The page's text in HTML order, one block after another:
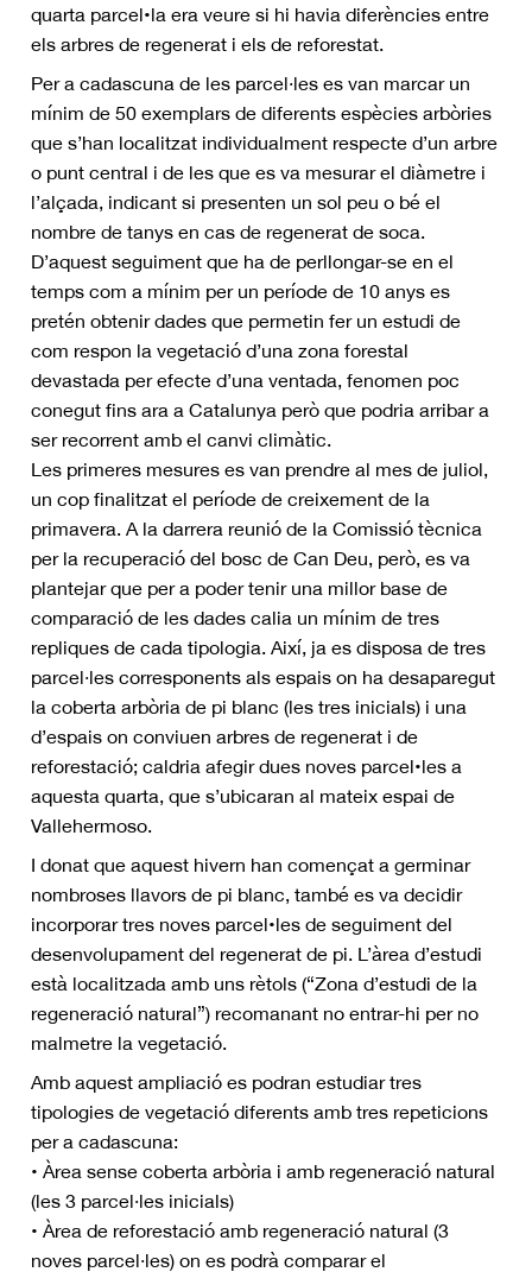
quarta parcel•la era veure si hi havia diferències entre
els arbres de regenerat i els de reforestat.
Per a cadascuna de les parcel·les es van marcar un
mínim de 50 exemplars de diferents espècies arbòries
que s’han localitzat individualment respecte d’un arbre
o punt central i de les que es va mesurar el diàmetre i
l’alçada, indicant si presenten un sol peu o bé el
nombre de tanys en cas de regenerat de soca.
D’aquest seguiment que ha de perllongar-se en el
temps com a mínim per un període de 10 anys es
pretén obtenir dades que permetin fer un estudi de
com respon la vegetació d’una zona forestal
devastada per efecte d’una ventada, fenomen poc
conegut fins ara a Catalunya però que podria arribar a
ser recorrent amb el canvi climàtic.
Les primeres mesures es van prendre al mes de juliol,
un cop finalitzat el període de creixement de la
primavera. A la darrera reunió de la Comissió tècnica
per la recuperació del bosc de Can Deu, però, es va
plantejar que per a poder tenir una millor base de
comparació de les dades calia un mínim de tres
repliques de cada tipologia. Així, ja es disposa de tres
parcel·les corresponents als espais on ha desaparegut
la coberta arbòria de pi blanc (les tres inicials) i una
d’espais on conviuen arbres de regenerat i de
reforestació; caldria afegir dues noves parcel•les a
aquesta quarta, que s’ubicaran al mateix espai de
Vallehermoso.
I donat que aquest hivern han començat a germinar
nombroses llavors de pi blanc, també es va decidir
incorporar tres noves parcel•les de seguiment del
desenvolupament del regenerat de pi. L’àrea d’estudi
està localitzada amb uns rètols (“Zona d’estudi de la
regeneració natural”) recomanant no entrar-hi per no
malmetre la vegetació.
Amb aquest ampliació es podran estudiar tres
tipologies de vegetació diferents amb tres repeticions
per a cadascuna:
• Àrea sense coberta arbòria i amb regeneració natural
(les 3 parcel·les inicials)
• Àrea de reforestació amb regeneració natural (3
noves parcel·les) on es podrà comparar el